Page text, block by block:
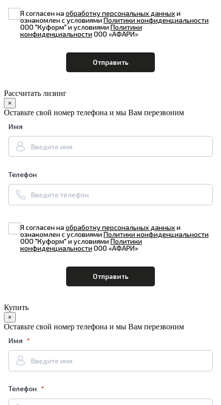
Я согласен наобработку персональных данныхи
ознакомлен с условиямиПолитики конфиденциальности
ООО "Куформ" и условиямиПолитики
конфиденциальностиООО «АФАРИ»
Рассчитать лизинг
×
Оставьте свой номер телефона и мы Вам перезвоним
Имя
Телефон
Я согласен наобработку персональных данныхи
ознакомлен с условиямиПолитики конфиденциальности
ООО "Куформ" и условиямиПолитики
конфиденциальностиООО «АФАРИ»
Купить
×
Оставьте свой номер телефона и мы Вам перезвоним
Имя
Телефон